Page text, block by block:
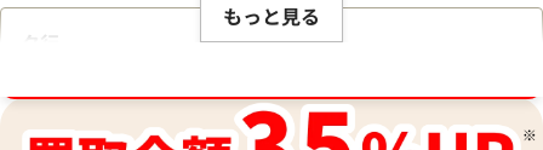
タ行
ナ行
もっと見る